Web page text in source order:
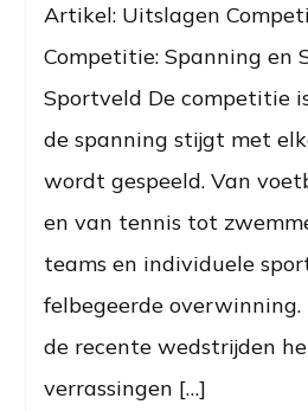
Artikel: Uitslagen
Competitie: Spanning en
Sportveld De competitie
de spanning stijgt met
wordt gespeeld. Van
en van tennis tot
teams en individuele
felbegeerde
de recente wedstrijden
verrassingen […]